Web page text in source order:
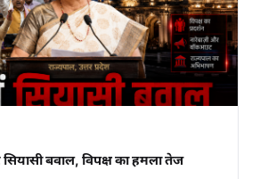
सियासी बवाल, विपक्ष का हमला तेज